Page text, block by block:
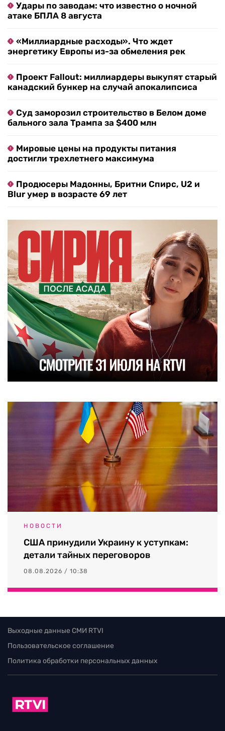
Удары по заводам: что известно о ночной
атаке БПЛА 8 августа
«Миллиардные расходы». Что ждет
энергетику Европы из-за обмеления рек
Проект Fallout: миллиардеры выкупят старый
канадский бункер на случай апокалипсиса
Суд заморозил строительство в Белом доме
бального зала Трампа за $400 млн
Мировые цены на продукты питания
достигли трехлетнего максимума
Продюсеры Мадонны, Бритни Спирс, U2 и
Blur умер в возрасте 69 лет
НОВОСТИ
США принудили Украину к уступкам:
детали тайных переговоров
08.08.2026 / 10:38
Выходные данные СМИ RTVI
Пользовательское соглашение
Политика обработки персональных данных